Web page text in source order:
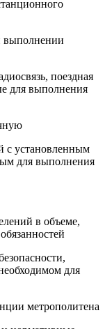
выполнении
поездная
для выполнения
с установленным
для выполнения
в объеме,
для
метрополитена